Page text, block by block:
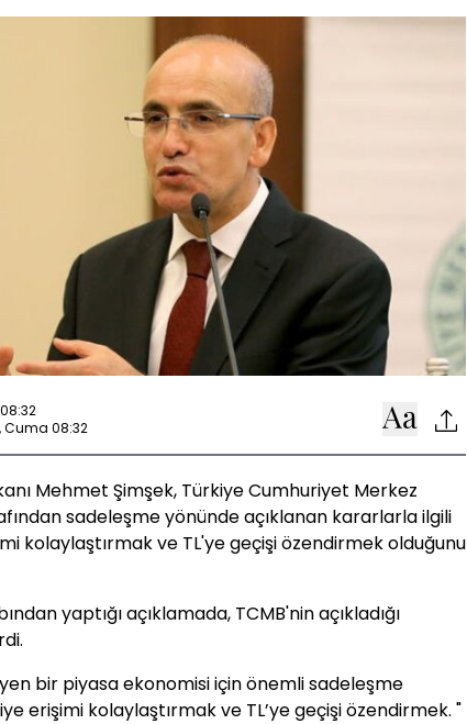
Cuma 08:32
Mehmet Şimşek, Türkiye Cumhuriyet Merkez
sadeleşme yönünde açıklanan kararlarla ilgili
kolaylaştırmak ve TL'ye geçişi özendirmek olduğunu
yaptığı açıklamada, TCMB'nin açıkladığı
bir piyasa ekonomisi için önemli sadeleşme
erişimi kolaylaştırmak ve TL’ye geçişi özendirmek. "